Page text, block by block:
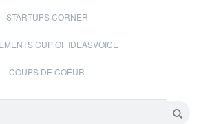
STARTUPS CORNER
CUP OF IDEASVOICE
COUPS DE COEUR